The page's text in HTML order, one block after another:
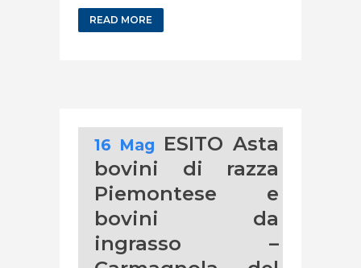
READ MORE
16 Mag ESITO Asta
bovini di razza
Piemontese e
bovini da
ingrasso –